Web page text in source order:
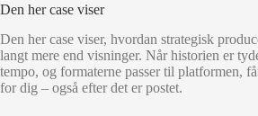
Den her case viser
Den her case viser, hvordan strategisk
langt mere end visninger. Når historien er
tempo, og formaterne passer til platformen,
for dig – også efter det er postet.